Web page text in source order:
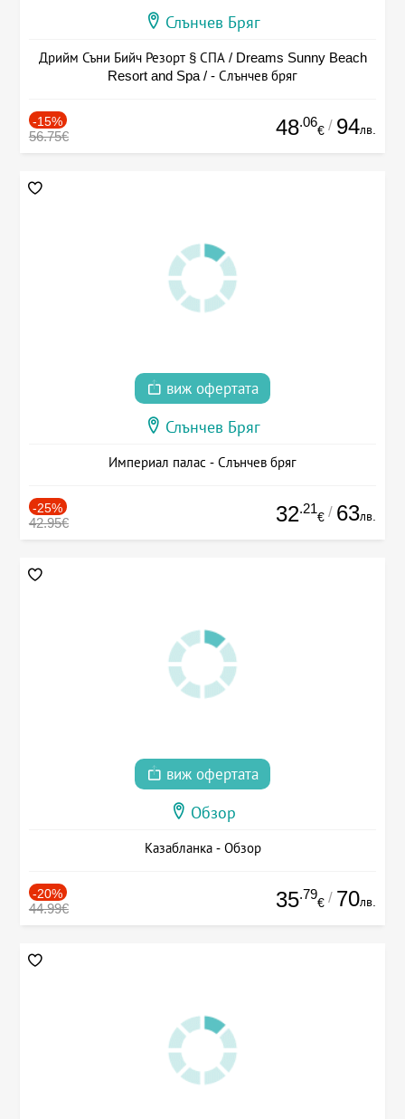
Слънчев Бряг
Дрийм Съни Бийч Резорт § СПА / Dreams Sunny Beach
Resort and Spa / - Слънчев бряг
-15%
56.75€ 48.06
€ / 94лв.
виж офертата
Слънчев Бряг
Империал палас - Слънчев бряг
-25%
42.95€ 32.21
€ / 63лв.
виж офертата
Обзор
Казабланка - Обзор
-20%
44.99€ 35.79
€ / 70лв.